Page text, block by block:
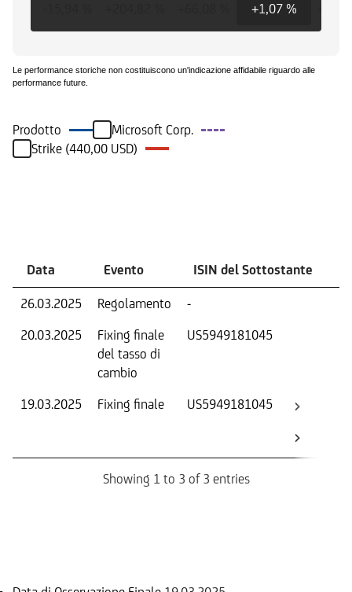
+1,07 %
Le performance storiche non costituiscono un'indicazione affidabile riguardo alle
performance future.
Prodotto
Microsoft Corp.
Strike (440,00 USD)
Data Evento ISIN del Sottostante
26.03.2025 Regolamento -
20.03.2025
Fixing finale
del tasso di
cambio
US5949181045
19.03.2025 Fixing finale US5949181045
Showing 1 to 3 of 3 entries